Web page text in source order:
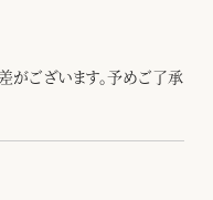
がございます。予めご了承